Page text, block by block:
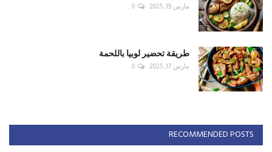
مارس 19, 2025 0
طريقة تحضير لوبيا باللحمة
مارس 17, 2025 0
RECOMMENDED POSTS